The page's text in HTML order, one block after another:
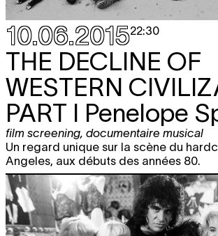
10.06.201522:30
THE DECLINE OF
WESTERN
PART I Penelope
film screening, documentaire musical
Un regard unique sur la scène du
Angeles, aux débuts des années 80.